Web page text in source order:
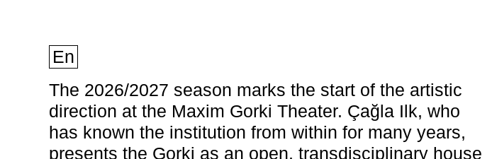
En
The 2026/2027 season marks the start of the artistic
direction at the Maxim Gorki Theater. Çağla Ilk, who
has known the institution from within for many years,
presents the Gorki as an open, transdisciplinary house